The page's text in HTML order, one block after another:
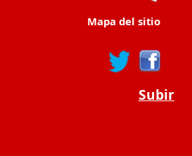
Mapa del sitio
Subir